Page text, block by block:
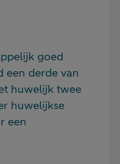
goed
een derde van
huwelijk twee
huwelijkse
een